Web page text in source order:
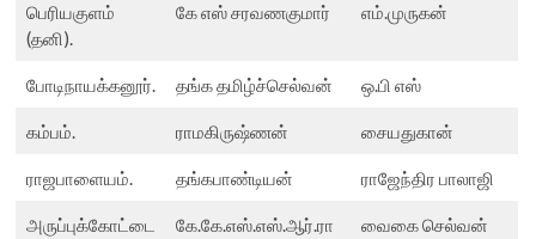
பெரியகுளம்
(தனி).
கே எஸ் சரவணகுமார் எம்.முருகன்
போடிநாயக்கனூர். தங்க தமிழ்ச்செல்வன் ஒ.பி எஸ்
கம்பம். ராமகிருஷ்ணன் சையதுகான்
ராஜபாளையம். தங்கபாண்டியன் ராஜேந்திர பாலாஜி
அருப்புக்கோட்டை
கே.கே.எஸ்.எஸ்.ஆர்.ரா
வைகை செல்வன்